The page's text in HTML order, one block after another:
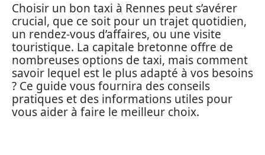
Choisir un bon taxi à Rennes peut s’avérer
crucial, que ce soit pour un trajet quotidien,
un rendez-vous d’affaires, ou une visite
touristique. La capitale bretonne offre de
nombreuses options de taxi, mais comment
savoir lequel est le plus adapté à vos besoins
? Ce guide vous fournira des conseils
pratiques et des informations utiles pour
vous aider à faire le meilleur choix.